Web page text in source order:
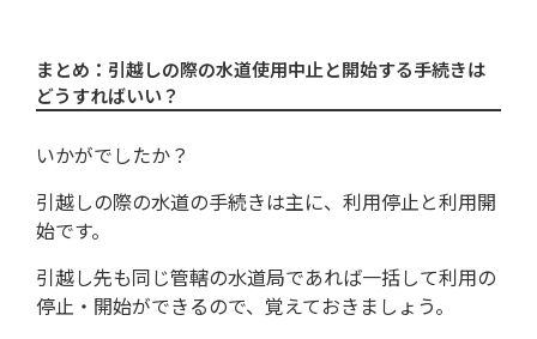
まとめ：引越しの際の水道使用中止と開始する手続きは
どうすればいい？
いかがでしたか？
引越しの際の水道の手続きは主に、利用停止と利用開
始です。
引越し先も同じ管轄の水道局であれば一括して利用の
停止・開始ができるので、覚えておきましょう。